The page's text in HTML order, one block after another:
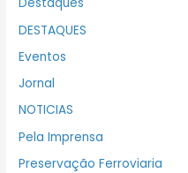
Destaques
DESTAQUES
Eventos
Jornal
NOTICIAS
Pela Imprensa
Preservação Ferroviaria